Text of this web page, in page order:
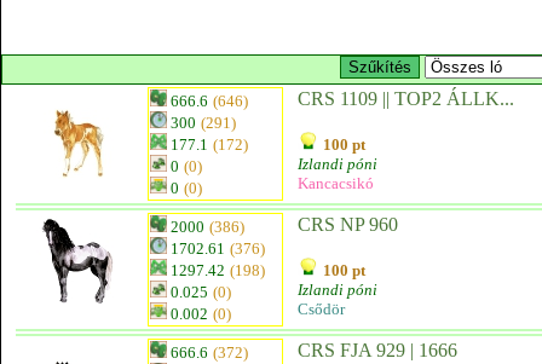
666.6 (646)
300 (291)
177.1 (172)
0 (0)
0 (0)
CRS 1109 || TOP2 ÁLLK...
100 pt
Izlandi póni
Kancacsikó
2000 (386)
1702.61 (376)
1297.42 (198)
0.025 (0)
0.002 (0)
CRS NP 960
100 pt
Izlandi póni
Csődör
666.6 (372)
CRS FJA 929 | 1666